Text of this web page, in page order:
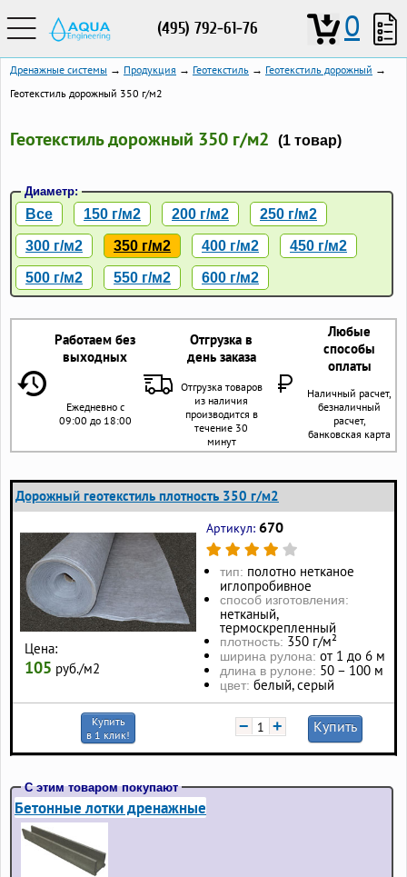
(495) 792-61-76 0
Дренажные системы → Продукция → Геотекстиль → Геотекстиль дорожный →
Геотекстиль дорожный 350 г/м2
Геотекстиль дорожный 350 г/м2 (1 товар)
Диаметр:
Все 150 г/м2 200 г/м2 250 г/м2
300 г/м2 350 г/м2 400 г/м2 450 г/м2
500 г/м2 550 г/м2 600 г/м2
Работаем без
выходных
Отгрузка в
день заказа
Любые
способы
оплаты
Ежедневно с
09:00 до 18:00
Отгрузка товаров
из наличия
производится в
течение 30
минут
Наличный расчет,
безналичный
расчет,
банковская карта
Дорожный геотекстиль плотность 350 г/м2
Цена:
105 руб./м2
Артикул: 670
тип: полотно нетканое
иглопробивное
способ изготовления:
нетканый,
термоскрепленный
плотность: 350 г/м²
ширина рулона: от 1 до 6 м
длина в рулоне: 50 – 100 м
цвет: белый, серый
Купить
в 1 клик!
− + Купить
С этим товаром покупают
Бетонные лотки дренажные